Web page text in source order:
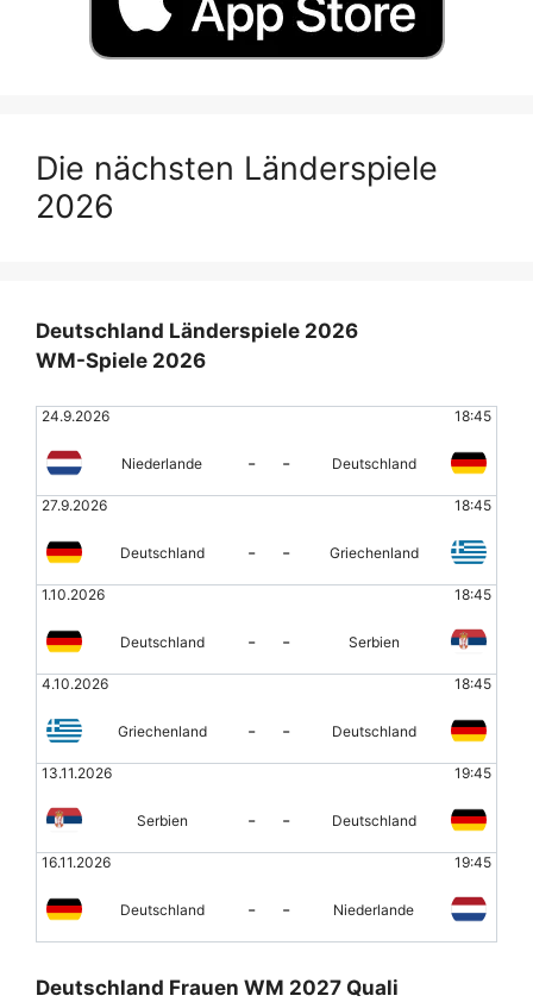
Die nächsten Länderspiele
2026
Deutschland Länderspiele 2026
WM-Spiele 2026
24.9.2026 18:45
Niederlande - - Deutschland
27.9.2026 18:45
Deutschland - - Griechenland
1.10.2026 18:45
Deutschland - - Serbien
4.10.2026 18:45
Griechenland - - Deutschland
13.11.2026 19:45
Serbien - - Deutschland
16.11.2026 19:45
Deutschland - - Niederlande
Deutschland Frauen WM 2027 Quali